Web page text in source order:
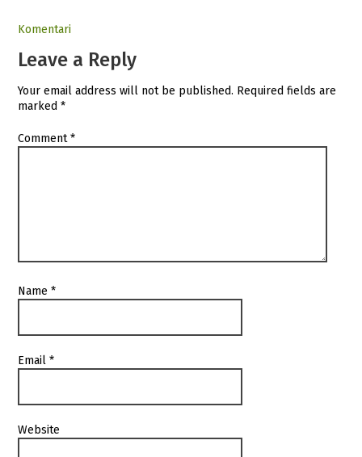
Komentari
Leave a Reply
Your email address will not be published. Required fields are
marked*
Comment*
Name*
Email*
Website